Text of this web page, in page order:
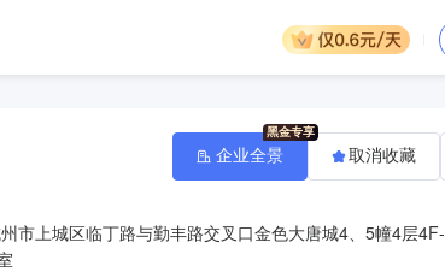
市上城区临丁路与勤丰路交叉口金色大唐城4、5幢4层4F-
企业全景 取消收藏